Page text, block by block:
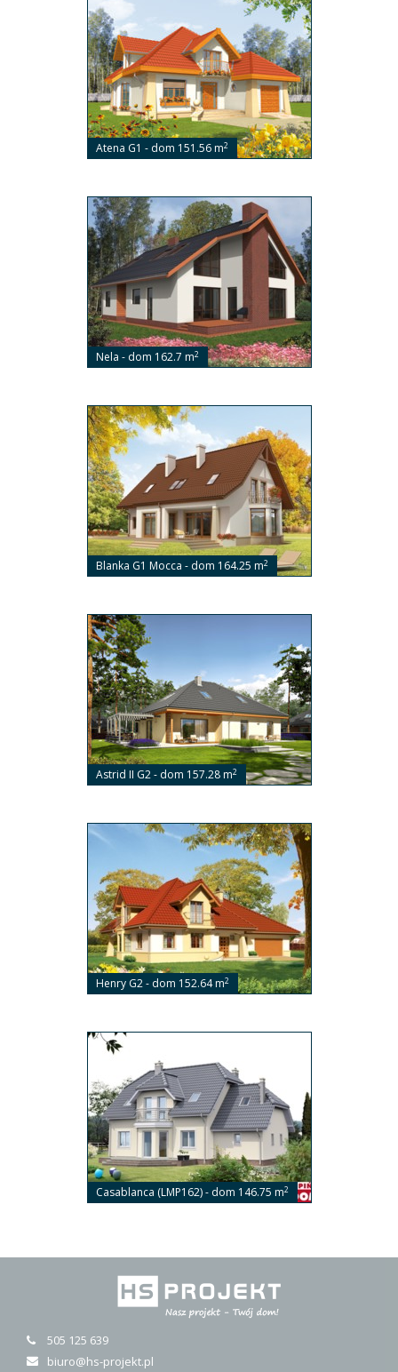
Atena G1 - dom 151.56 m2
Nela - dom 162.7 m2
Blanka G1 Mocca - dom 164.25 m2
Astrid II G2 - dom 157.28 m2
Henry G2 - dom 152.64 m2
Casablanca (LMP162) - dom 146.75 m2
505 125 639
biuro@hs-projekt.pl